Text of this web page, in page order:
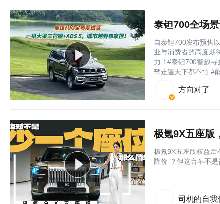
自泰钽700发布预售
业与消费者的高度期
力！#泰钽700智趣
驾走遍天下都不怕 #
方向对了
极氪9X五座版
极氪9X五座版权益后
降价”？但这台车不
司机的自我